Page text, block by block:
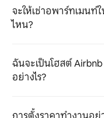
จะให้เช่าอพาร์ทเมนท์
ไหน?
ฉันจะเป็นโฮสต์
อย่างไร?